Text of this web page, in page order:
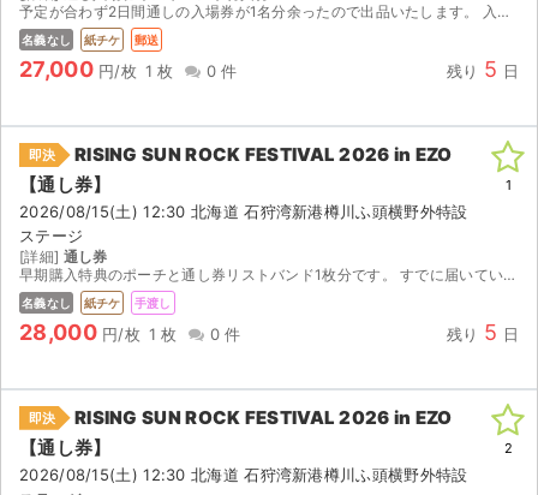
予定が合わず2日間通しの入場券が1名分余ったので出品いたします。 入場用のリストバンドと特典のポーチを郵送にて発送いたします。 ご希望の日にちまでの発送到着に不安を感じる場合、手渡し対応が可能で...
名義なし 紙チケ 郵送
27,000 円/枚 1 枚 0 件 残り 5 日
即決
RISING SUN ROCK FESTIVAL 2026 in EZO
【通し券】
2026/08/15(土) 12:30 北海道 石狩湾新港樽川ふ頭横野外特設
ステージ
[詳細] 通し券
早期購入特典のポーチと通し券リストバンド1枚分です。 すでに届いているのですぐにお送りできます！ 都内主要駅または札幌駅付近であれば手渡しも可能ですので、ご相談ください。
名義なし 紙チケ 手渡し
28,000 円/枚 1 枚 0 件 残り 5 日
1
即決
RISING SUN ROCK FESTIVAL 2026 in EZO
【通し券】
2026/08/15(土) 12:30 北海道 石狩湾新港樽川ふ頭横野外特設
2